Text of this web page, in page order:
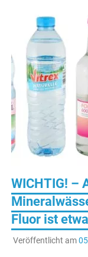
WICHTIG! –
Fluor ist
Veröffentlicht am